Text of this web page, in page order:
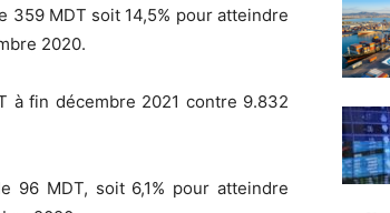
359 MDT soit 14,5% pour atteindre
2020.
à fin décembre 2021 contre 9.832
96 MDT, soit 6,1% pour atteindre